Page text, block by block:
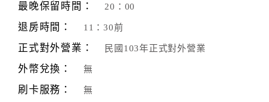
絡
單
Line
上
最晚保留時間： 20：00
退房時間： 11：30前
正式對外營業： 民國103年正式對外營業
外幣兌換： 無
刷卡服務： 無